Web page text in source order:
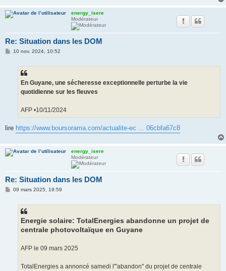
energy_isere
Modérateur
Re: Situation dans les DOM
M10 nov. 2024, 10:52
En Guyane, une sécheresse exceptionnelle perturbe la vie
quotidienne sur les fleuves
AFP •10/11/2024
lire https://www.boursorama.com/actualite-ec ... 06cbfa67c8
energy_isere
Modérateur
Re: Situation dans les DOM
M09 mars 2025, 19:59
Energie solaire: TotalEnergies abandonne un projet de
centrale photovoltaïque en Guyane
AFP le 09 mars 2025
TotalEnergies a annoncé samedi l'"abandon" du projet de centrale